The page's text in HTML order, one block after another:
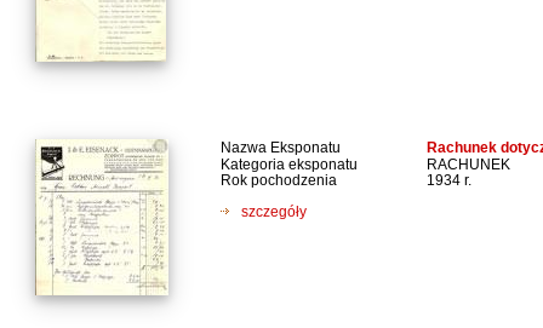
Nazwa Eksponatu Rachunek
Kategoria eksponatu
RACHUNEK
Rok pochodzenia
1934 r.
szczegóły